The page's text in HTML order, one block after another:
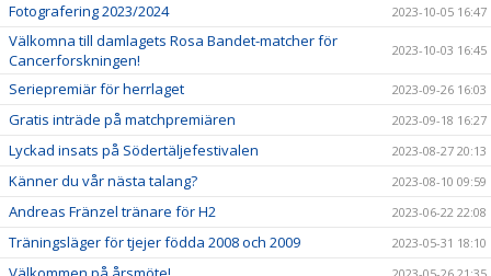
Fotografering 2023/2024 2023-10-05 16:47
Välkomna till damlagets Rosa Bandet-matcher för
Cancerforskningen!
2023-10-03 16:45
Seriepremiär för herrlaget 2023-09-26 16:03
Gratis inträde på matchpremiären 2023-09-18 16:27
Lyckad insats på Södertäljefestivalen 2023-08-27 20:13
Känner du vår nästa talang? 2023-08-10 09:59
Andreas Fränzel tränare för H2 2023-06-22 22:08
Träningsläger för tjejer födda 2008 och 2009 2023-05-31 18:10